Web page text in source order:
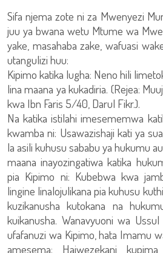
Sifa njema zote ni za Mwenyezi
juu ya bwana wetu Mtume wa
yake, masahaba zake, wafuasi
utangulizi huu:
Kipimo katika lugha: Neno hili
lina maana ya kukadiria. (Rejea:
kwa Ibn Faris 5/40, Darul Fikr.).
Na katika istilahi imesememwa
kwamba ni: Usawazishaji kati ya
la asili kuhusu sababu ya hukumu
maana inayozingatiwa katika
pia Kipimo ni: Kubebwa kwa
lingine linalojulikana pia kuhusu
kuzikanusha kutokana na
kuikanusha. Wanavyuoni wa
ufafanuzi wa Kipimo, hata Imamu
amesema: Haiwezekani